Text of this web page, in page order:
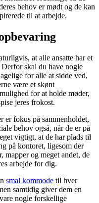
behov er mødt og de kan
til at arbejde.
at alle ansatte har et
Derfor skal du have nogle
for alle at sidde ved,
være et skønt
for at holde møder,
jeres frokost.
er fokus på sammenholdet,
behov også, når de er på
vigtigt, at de har plads til
på kontoret, ligesom der
mapper og meget andet, de
arbejde for dig.
smal kommode til hver
samtidig giver dem en
nogle forskellige